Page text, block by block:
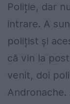
Poliție, dar
intrare. A
polițist și
că vin la
venit, doi
Andronache.